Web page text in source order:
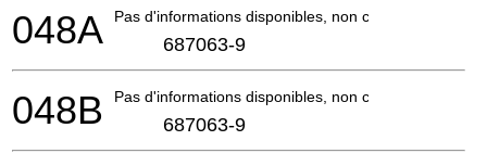
Pas d'informations disponibles, non commandable
048A 687063-9
Pas d'informations disponibles, non commandable
048B 687063-9